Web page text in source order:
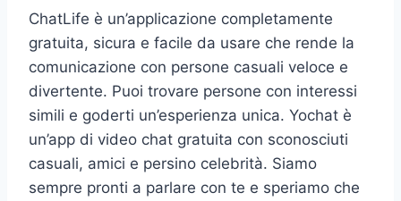
ChatLife è un’applicazione completamente
gratuita, sicura e facile da usare che rende la
comunicazione con persone casuali veloce e
divertente. Puoi trovare persone con interessi
simili e goderti un’esperienza unica. Yochat è
un’app di video chat gratuita con sconosciuti
casuali, amici e persino celebrità. Siamo
sempre pronti a parlare con te e speriamo che